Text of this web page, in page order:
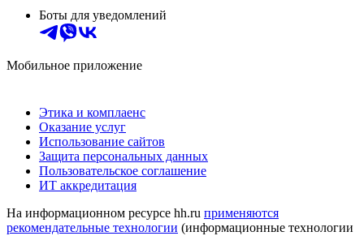
Боты для уведомлений
Мобильное приложение
Этика и комплаенс
Оказание услуг
Использование сайтов
Защита персональных данных
Пользовательское соглашение
ИТ аккредитация
На информационном ресурсе hh.ru применяются
рекомендательные технологии (информационные технологии